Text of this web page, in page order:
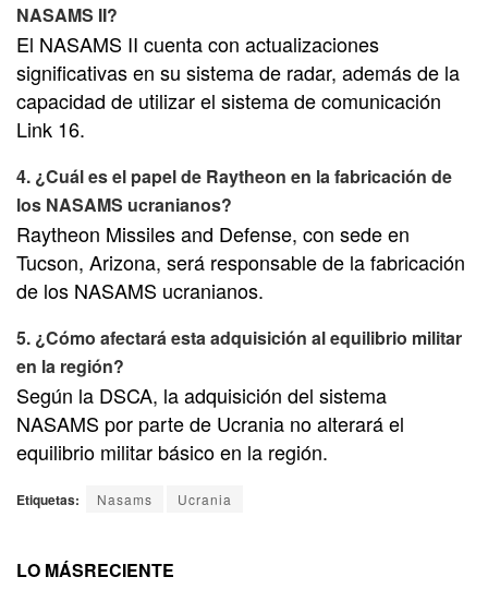
NASAMS II?
El NASAMS II cuenta con actualizaciones
significativas en su sistema de radar, además de la
capacidad de utilizar el sistema de comunicación
Link 16.
4. ¿Cuál es el papel de Raytheon en la fabricación de
los NASAMS ucranianos?
Raytheon Missiles and Defense, con sede en
Tucson, Arizona, será responsable de la fabricación
de los NASAMS ucranianos.
5. ¿Cómo afectará esta adquisición al equilibrio militar
en la región?
Según la DSCA, la adquisición del sistema
NASAMS por parte de Ucrania no alterará el
equilibrio militar básico en la región.
Etiquetas: Nasams Ucrania
LO MÁSRECIENTE